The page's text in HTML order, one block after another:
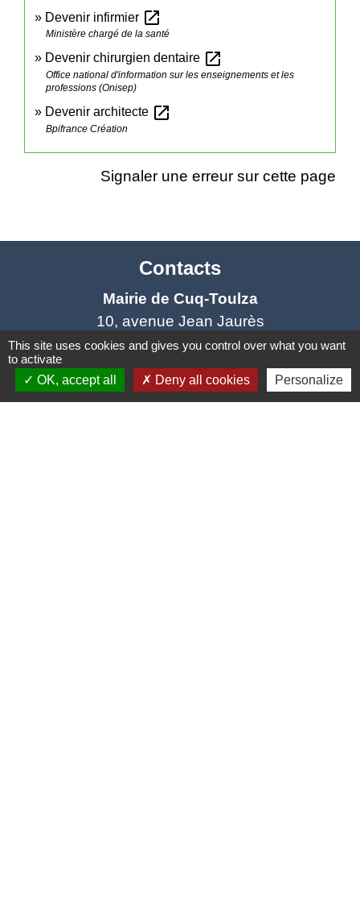
Devenir infirmier open_in_new
Ministère chargé de la santé
Devenir chirurgien dentaire open_in_new
Office national d'information sur les enseignements et les
professions (Onisep)
Devenir architecte open_in_new
Bpifrance Création
Signaler une erreur sur cette page
Contacts
Mairie de Cuq-Toulza
10, avenue Jean Jaurès
81470 Cuq-Toulza - FRANCE
+33 5 63 75 71 17
Contact par formulaire
This site uses cookies and gives you control over what you want
to activate
OK, accept all
Deny all cookies Personalize